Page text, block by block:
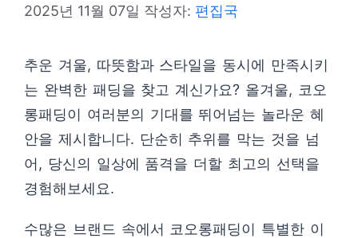
2025년 11월 07일 작성자: 편집국
추운 겨울, 따뜻함과 스타일을 동시에 만족시키
는 완벽한 패딩을 찾고 계신가요? 올겨울, 코오
롱패딩이 여러분의 기대를 뛰어넘는 놀라운 혜
안을 제시합니다. 단순히 추위를 막는 것을 넘
어, 당신의 일상에 품격을 더할 최고의 선택을
경험해보세요.
수많은 브랜드 속에서 코오롱패딩이 특별한 이